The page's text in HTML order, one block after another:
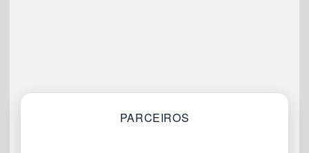
PARCEIROS